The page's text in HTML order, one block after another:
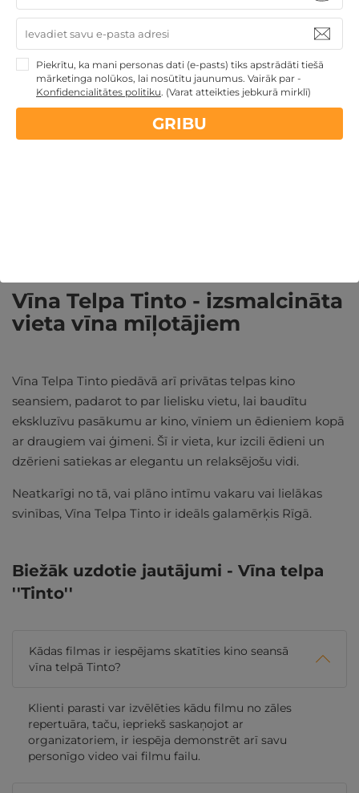
mājīga atmosfēra.
Privātas telpas un personalizētā pieeja katram viesim
rada lielisku vidi neaizmirstamām svinībām. Vīna un
ēdiena kombinācijas padarīs jūsu laiku šeit par patiesi
Vīna Telpa Tinto - izsmalcināta
vieta vīna mīļotājiem
Vīna Telpa Tinto piedāvā arī privātas telpas kino
seansiem, padarot to par lielisku vietu, lai baudītu
ekskluzīvu pasākumu ar kino, vīniem un ēdieniem kopā
ar draugiem vai ģimeni. Šī ir vieta, kur izcili ēdieni un
dzērieni satiekas ar elegantu un relaksējošu vidi.
Neatkarīgi no tā, vai plāno intīmu vakaru vai lielākas
svinības, Vīna Telpa Tinto ir ideāls galamērķis Rīgā.
Biežāk uzdotie jautājumi - Vīna telpa
''Tinto''
Kādas filmas ir iespējams skatīties kino seansā
vīna telpā Tinto?
Klienti parasti var izvēlēties kādu filmu no zāles
repertuāra, taču, iepriekš saskaņojot ar
organizatoriem, ir iespēja demonstrēt arī savu
personīgo video vai filmu failu.
Piekrītu, ka mani personas dati (e-pasts) tiks apstrādāti tiešā
mārketinga nolūkos, lai nosūtītu jaunumus. Vairāk par -
Konfidencialitātes politiku. (Varat atteikties jebkurā mirklī)
GRIBU